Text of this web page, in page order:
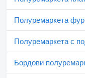
Полуремаркета
Полуремаркета с
Бордови